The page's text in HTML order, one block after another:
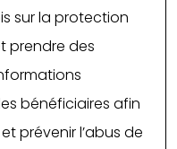
sur la protection
prendre des
bénéficiaires afin
prévenir l’abus de